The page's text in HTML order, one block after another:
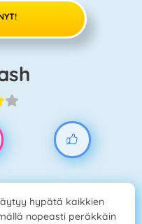
hypätä kaikkien
nopeasti peräkkäin